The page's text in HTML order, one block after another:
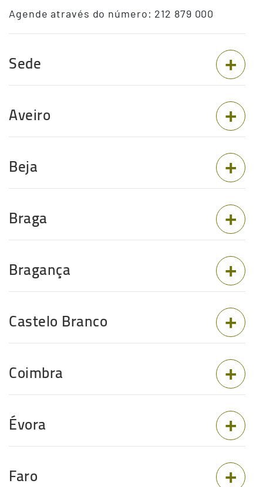
Agende através do número: 212 879 000
Sede
Aveiro
Beja
Braga
Bragança
Castelo Branco
Coimbra
Évora
Faro